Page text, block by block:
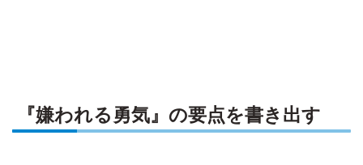
『嫌われる勇気』の要点を書き出す